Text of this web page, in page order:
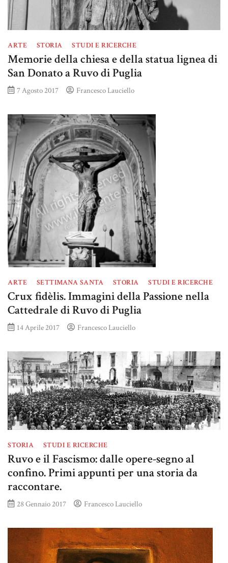
ARTE STORIA STUDI E RICERCHE
Memorie della chiesa e della statua lignea di
San Donato a Ruvo di Puglia
7 Agosto 2017 Francesco Lauciello
ARTE SETTIMANA SANTA STORIA STUDI E RICERCHE
Crux fidèlis. Immagini della Passione nella
Cattedrale di Ruvo di Puglia
14 Aprile 2017 Francesco Lauciello
STORIA STUDI E RICERCHE
Ruvo e il Fascismo: dalle opere-segno al
confino. Primi appunti per una storia da
raccontare.
28 Gennaio 2017 Francesco Lauciello